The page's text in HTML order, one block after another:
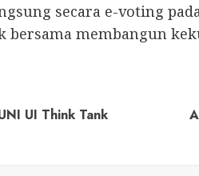
secara e-voting
membangun
UI Think Tank